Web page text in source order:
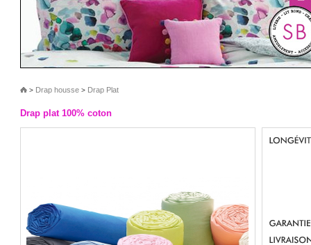
> Drap housse > Drap Plat
Drap plat 100% coton